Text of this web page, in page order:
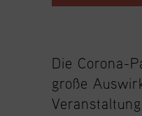
Die Corona-
große